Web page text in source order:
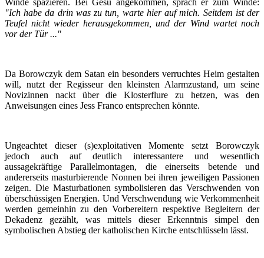
Winde spazieren. Bei Gesù angekommen, sprach er zum Winde:
"Ich habe da drin was zu tun, warte hier auf mich. Seitdem ist der
Teufel nicht wieder herausgekommen, und der Wind wartet noch
vor der Tür ..."
Da Borowczyk dem Satan ein besonders verruchtes Heim gestalten
will, nutzt der Regisseur den kleinsten Alarmzustand, um seine
Novizinnen nackt über die Klosterflure zu hetzen, was den
Anweisungen eines Jess Franco entsprechen könnte.
Ungeachtet dieser (s)exploitativen Momente setzt Borowczyk
jedoch auch auf deutlich interessantere und wesentlich
aussagekräftige Parallelmontagen, die einerseits betende und
andererseits masturbierende Nonnen bei ihren jeweiligen Passionen
zeigen. Die Masturbationen symbolisieren das Verschwenden von
überschüssigen Energien. Und Verschwendung wie Verkommenheit
werden gemeinhin zu den Vorbereitern respektive Begleitern der
Dekadenz gezählt, was mittels dieser Erkenntnis simpel den
symbolischen Abstieg der katholischen Kirche entschlüsseln lässt.